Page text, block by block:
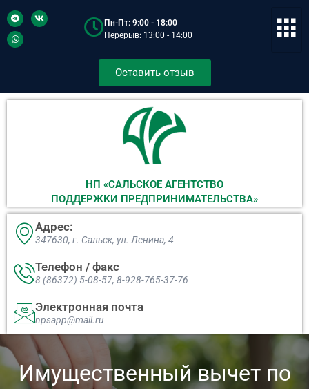
Пн-Пт: 9:00 - 18:00
Перерыв: 13:00 - 14:00
Оставить отзыв
НП «САЛЬСКОЕ АГЕНТСТВО
ПОДДЕРЖКИ ПРЕДПРИНИМАТЕЛЬСТВА»
Адрес:
347630, г. Сальск, ул. Ленина, 4​
Телефон / факс
8 (86372) 5-08-57, 8-928-765-37-76
Электронная почта
npsapp@mail.ru
Имущественный вычет по